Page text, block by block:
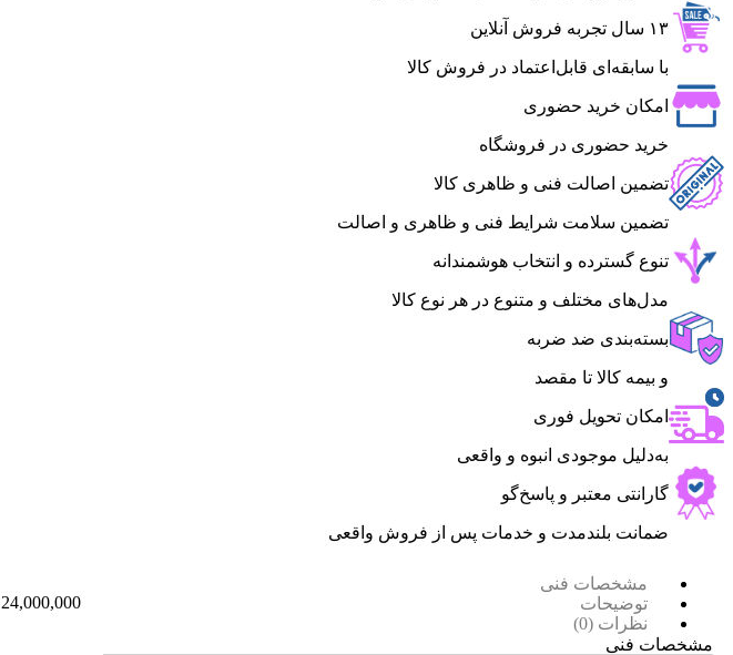
۱۳ سال تجربه فروش آنلاین
با سابقه‌ای قابل‌اعتماد در فروش کالا
امکان خرید حضوری
خرید حضوری در فروشگاه
تضمین اصالت فنی و ظاهری کالا
تضمین سلامت شرایط فنی و ظاهری و اصالت
تنوع گسترده و انتخاب هوشمندانه
مدل‌های مختلف و متنوع در هر نوع کالا
بسته‌بندی ضد ضربه
و بیمه کالا تا مقصد
امکان تحویل فوری
به‌دلیل موجودی انبوه و واقعی
گارانتی معتبر و پاسخ‌گو
ضمانت بلندمدت و خدمات پس از فروش واقعی
مشخصات فنی
توضیحات
نظرات (0)
مشخصات فنی
24,000,000